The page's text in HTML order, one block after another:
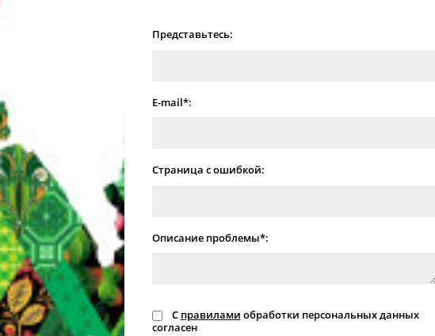
Представьтесь:
E-mail*:
Страница с ошибкой:
Описание проблемы*:
С правилами обработки персональных данных
согласен